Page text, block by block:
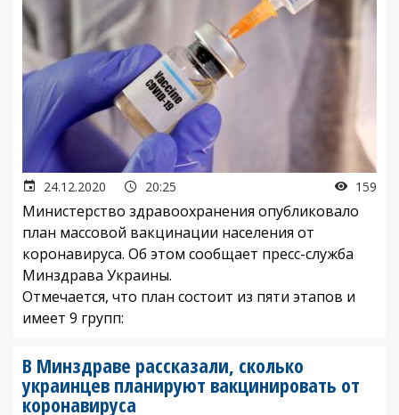
24.12.2020 20:25 159
Министерство здравоохранения опубликовало
план массовой вакцинации населения от
коронавируса. Об этом сообщает пресс-служба
Минздрава Украины.
Отмечается, что план состоит из пяти этапов и
имеет 9 групп:
В Минздраве рассказали, сколько
украинцев планируют вакцинировать от
коронавируса